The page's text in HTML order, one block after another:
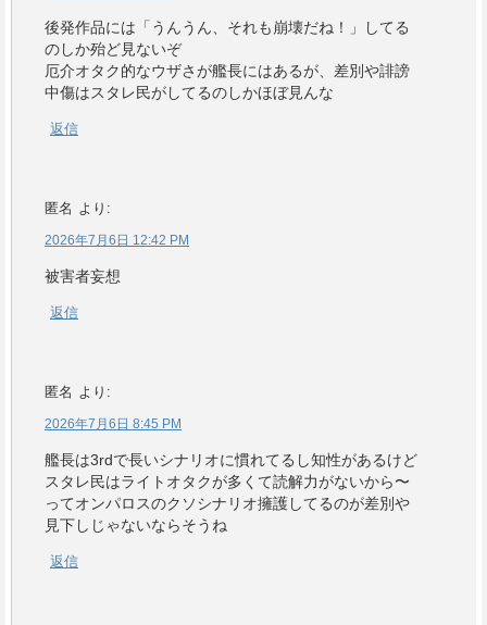
後発作品には「うんうん、それも崩壊だね！」してる
のしか殆ど見ないぞ
厄介オタク的なウザさが艦長にはあるが、差別や誹謗
中傷はスタレ民がしてるのしかほぼ見んな
返信
匿名 より:
2026年7月6日 12:42 PM
被害者妄想
返信
匿名 より:
2026年7月6日 8:45 PM
艦長は3rdで長いシナリオに慣れてるし知性があるけど
スタレ民はライトオタクが多くて読解力がないから〜
ってオンパロスのクソシナリオ擁護してるのが差別や
見下しじゃないならそうね
返信